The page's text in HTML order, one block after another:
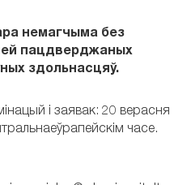
немагчыма без
пацдверджаных
здольнасцяў.
і заявак: 20 верасня
часе.